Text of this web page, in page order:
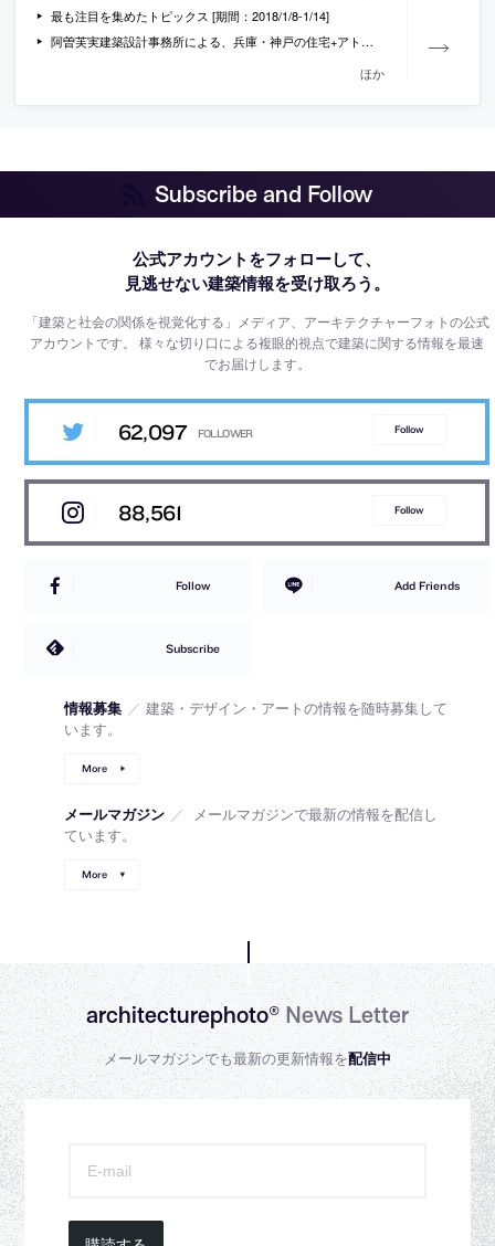
最も注目を集めたトピックス [期間：2018/1/8-1/14]
阿曽芙実建築設計事務所による、兵庫・神戸の住宅+アトリエ「Hat house」
ほか
Subscribe and Follow
公式アカウントをフォローして、
見逃せない建築情報を受け取ろう。
「建築と社会の関係を視覚化する」メディア、アーキテクチャーフォトの公式
アカウントです。様々な切り口による複眼的視点で建築に関する情報を最速
でお届けします。
62,097 Follow
88,561 Follow
Follow Add Friends
Subscribe
情報募集 ／ 建築・デザイン・アートの情報を随時募集して
います。
More
メールマガジン ／
メールマガジンで最新の情報を配信し
ています。
More
architecturephoto®News Letter
メールマガジンでも最新の更新情報を配信中